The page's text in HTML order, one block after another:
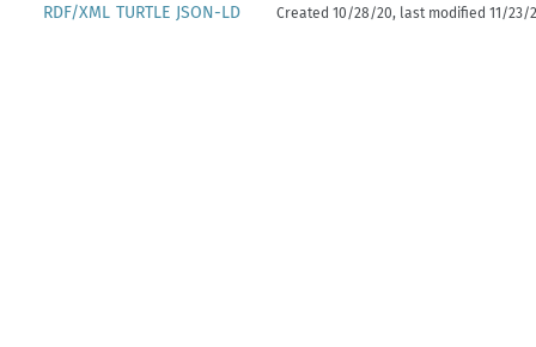
RDF/XML TURTLE JSON-LD Created 10/28/20, last modified 11/23/